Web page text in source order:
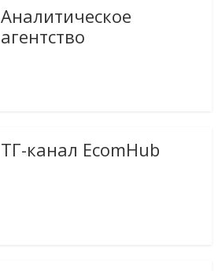
Аналитическое
агентство
ТГ-канал EcomHub